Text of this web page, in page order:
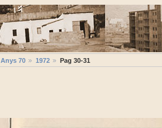
Anys 70 1972 Pag 30-31